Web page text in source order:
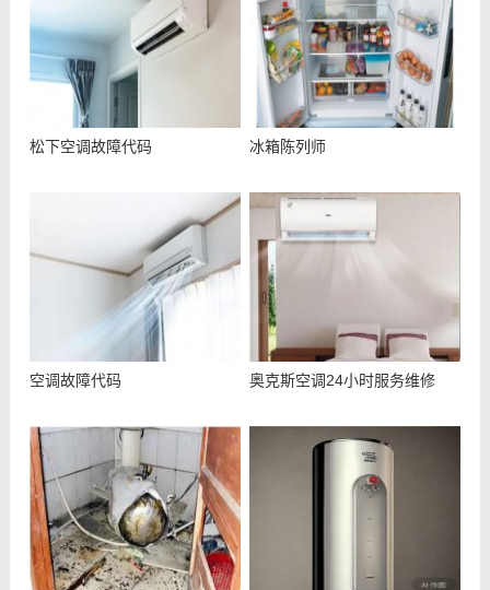
松下空调故障代码 冰箱陈列师
空调故障代码 奥克斯空调24小时服务维修